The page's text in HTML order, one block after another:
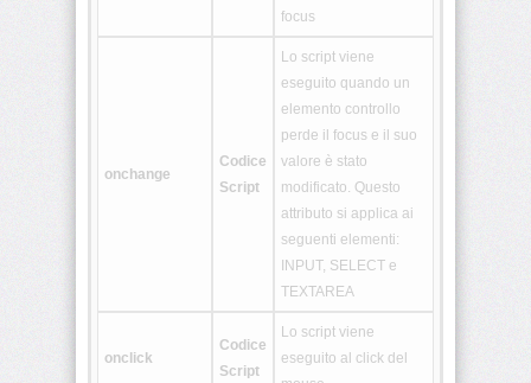
<article>
focus
onchange
Codice
Script
Lo script viene
eseguito quando un
elemento controllo
perde il focus e il suo
valore è stato
modificato. Questo
attributo si applica ai
seguenti elementi:
INPUT, SELECT e
TEXTAREA
onclick
Codice
Script
Lo script viene
eseguito al click del